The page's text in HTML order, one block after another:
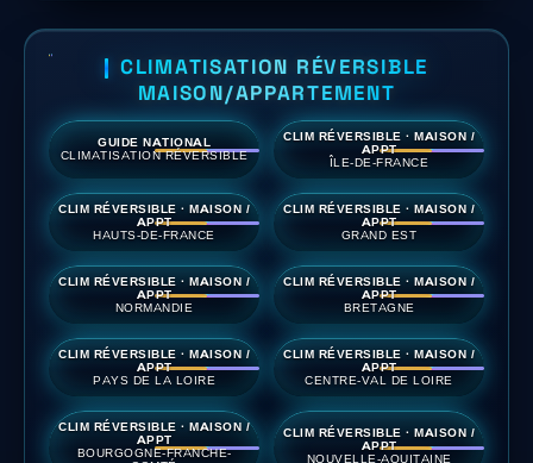
CLIMATISATION RÉVERSIBLE
MAISON/APPARTEMENT
GUIDE NATIONAL
CLIMATISATION RÉVERSIBLE
CLIM RÉVERSIBLE · MAISON /
APPT
ÎLE-DE-FRANCE
CLIM RÉVERSIBLE · MAISON /
APPT
HAUTS-DE-FRANCE
CLIM RÉVERSIBLE · MAISON /
APPT
GRAND EST
CLIM RÉVERSIBLE · MAISON /
APPT
NORMANDIE
CLIM RÉVERSIBLE · MAISON /
APPT
BRETAGNE
CLIM RÉVERSIBLE · MAISON /
APPT
PAYS DE LA LOIRE
CLIM RÉVERSIBLE · MAISON /
APPT
CENTRE-VAL DE LOIRE
CLIM RÉVERSIBLE · MAISON /
APPT
BOURGOGNE-FRANCHE-
CLIM RÉVERSIBLE · MAISON /
APPT
NOUVELLE-AQUITAINE